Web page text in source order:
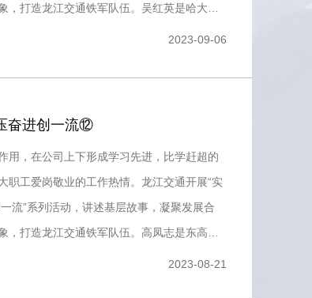
，打造龙江交通铁军队伍。吴红英是哈大分
2023-09-06
奋进创一流⑫
用，在公司上下形成学习先进，比学赶超的
职工爱岗敬业的工作热情。龙江交通开展“实
流”系列活动，讲述基层故事，凝聚发展合
，打造龙江交通铁军队伍。高凤志是东高管
2023-08-21